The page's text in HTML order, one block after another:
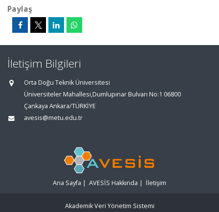
Paylaş
İletişim Bilgileri
Orta Doğu Teknik Üniversitesi
Üniversiteler Mahallesi,Dumlupınar Bulvarı No:1 06800
Çankaya Ankara/TÜRKİYE
avesis@metu.edu.tr
Ana Sayfa | AVESİS Hakkında | İletişim
Akademik Veri Yönetim Sistemi